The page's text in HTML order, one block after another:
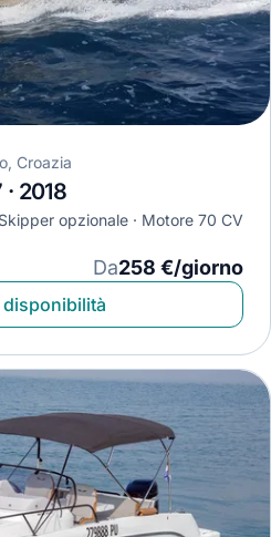
Croazia
2018
Skipper opzionale
Motore 70 CV
Da258 €/giorno
disponibilità